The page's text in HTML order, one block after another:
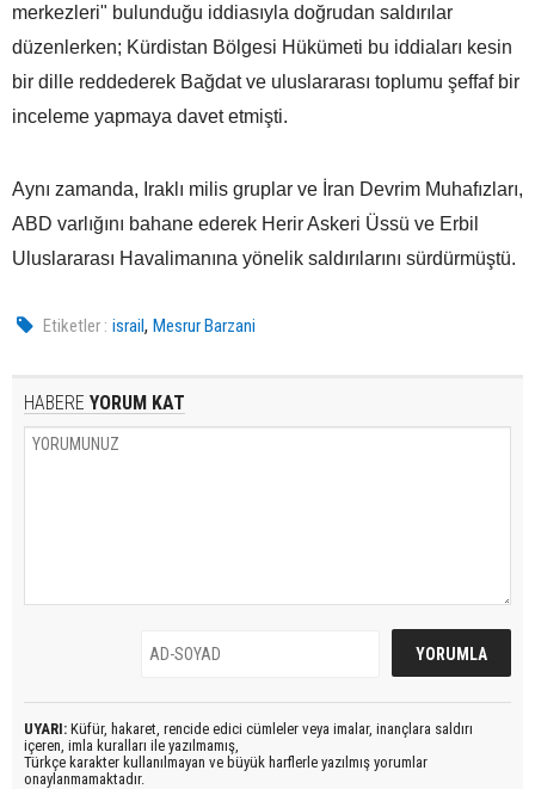
merkezleri" bulunduğu iddiasıyla doğrudan saldırılar
düzenlerken; Kürdistan Bölgesi Hükümeti bu iddiaları kesin
bir dille reddederek Bağdat ve uluslararası toplumu şeffaf bir
inceleme yapmaya davet etmişti.
Aynı zamanda, Iraklı milis gruplar ve İran Devrim Muhafızları,
ABD varlığını bahane ederek Herir Askeri Üssü ve Erbil
Uluslararası Havalimanına yönelik saldırılarını sürdürmüştü.
Etiketler : israil,Mesrur Barzani
HABERE YORUM KAT
UYARI: Küfür, hakaret, rencide edici cümleler veya imalar, inançlara saldırı
içeren, imla kuralları ile yazılmamış,
Türkçe karakter kullanılmayan ve büyük harflerle yazılmış yorumlar
onaylanmamaktadır.